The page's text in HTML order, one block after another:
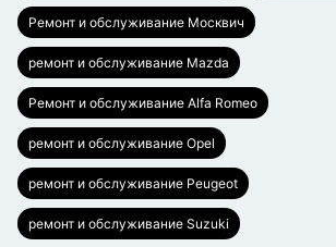
Ремонт и обслуживание Москвич
ремонт и обслуживание Mazda
Ремонт и обслуживание Alfa Romeo
ремонт и обслуживание Opel
ремонт и обслуживание Peugeot
ремонт и обслуживание Suzuki